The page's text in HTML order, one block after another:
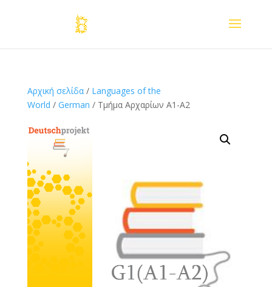
Αρχική σελίδα/ Languages of the
World / German / Tμήμα Αρχαρίων Α1-Α2